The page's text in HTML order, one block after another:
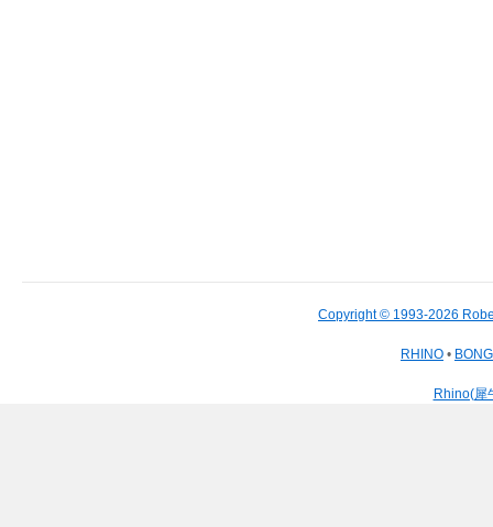
Copyright © 1993-2026
RHINO •
Rhino(犀